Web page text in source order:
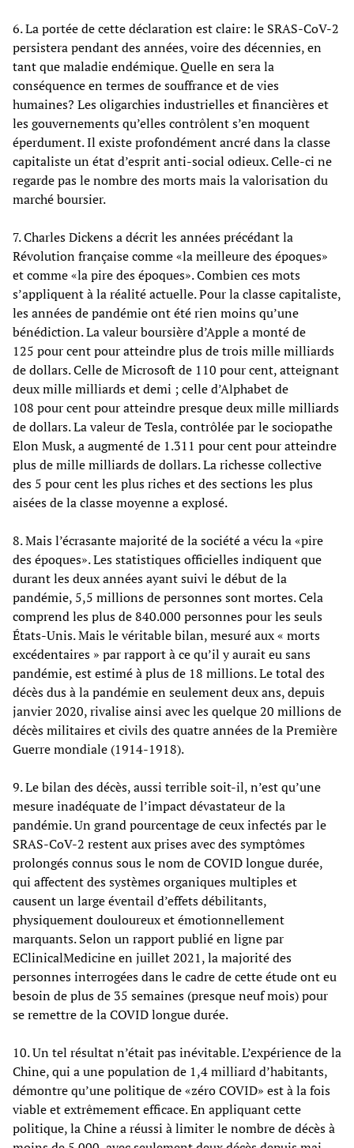
6. La portée de cette déclaration est claire: le SRAS-CoV-2
persistera pendant des années, voire des décennies, en
tant que maladie endémique. Quelle en sera la
conséquence en termes de souffrance et de vies
humaines? Les oligarchies industrielles et financières et
les gouvernements qu’elles contrôlent s’en moquent
éperdument. Il existe profondément ancré dans la classe
capitaliste un état d’esprit anti-social odieux. Celle-ci ne
regarde pas le nombre des morts mais la valorisation du
marché boursier.
7. Charles Dickens a décrit les années précédant la
Révolution française comme «la meilleure des époques»
et comme «la pire des époques». Combien ces mots
s’appliquent à la réalité actuelle. Pour la classe capitaliste,
les années de pandémie ont été rien moins qu’une
bénédiction. La valeur boursière d’Apple a monté de
125 pour cent pour atteindre plus de trois mille milliards
de dollars. Celle de Microsoft de 110 pour cent, atteignant
deux mille milliards et demi ; celle d’Alphabet de
108 pour cent pour atteindre presque deux mille milliards
de dollars. La valeur de Tesla, contrôlée par le sociopathe
Elon Musk, a augmenté de 1.311 pour cent pour atteindre
plus de mille milliards de dollars. La richesse collective
des 5 pour cent les plus riches et des sections les plus
aisées de la classe moyenne a explosé.
8. Mais l’écrasante majorité de la société a vécu la «pire
des époques». Les statistiques officielles indiquent que
durant les deux années ayant suivi le début de la
pandémie, 5,5 millions de personnes sont mortes. Cela
comprend les plus de 840.000 personnes pour les seuls
États-Unis. Mais le véritable bilan, mesuré aux « morts
excédentaires » par rapport à ce qu’il y aurait eu sans
pandémie, est estimé à plus de 18 millions. Le total des
décès dus à la pandémie en seulement deux ans, depuis
janvier 2020, rivalise ainsi avec les quelque 20 millions de
décès militaires et civils des quatre années de la Première
Guerre mondiale (1914-1918).
9. Le bilan des décès, aussi terrible soit-il, n’est qu’une
mesure inadéquate de l’impact dévastateur de la
pandémie. Un grand pourcentage de ceux infectés par le
SRAS-CoV-2 restent aux prises avec des symptômes
prolongés connus sous le nom de COVID longue durée,
qui affectent des systèmes organiques multiples et
causent un large éventail d’effets débilitants,
physiquement douloureux et émotionnellement
marquants. Selon un rapport publié en ligne par
EClinicalMedicine en juillet 2021, la majorité des
personnes interrogées dans le cadre de cette étude ont eu
besoin de plus de 35 semaines (presque neuf mois) pour
se remettre de la COVID longue durée.
10. Un tel résultat n’était pas inévitable. L’expérience de la
Chine, qui a une population de 1,4 milliard d’habitants,
démontre qu’une politique de «zéro COVID» est à la fois
viable et extrêmement efficace. En appliquant cette
politique, la Chine a réussi à limiter le nombre de décès à